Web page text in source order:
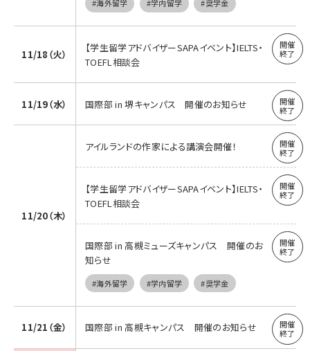
#海外留学 #学内留学 #奨学金
11/18（火）
【学生留学アドバイザーSAPAイベント】IELTS・
TOEFL相談会
11/19（水） 国際部 in 堺キャンパス 開催のお知らせ
11/20（木）
アイルランドの作家による講演会開催！
【学生留学アドバイザーSAPAイベント】IELTS・
TOEFL相談会
国際部 in 高槻ミューズキャンパス 開催のお
知らせ
#海外留学 #学内留学 #奨学金
11/21（金） 国際部 in 高槻キャンパス 開催のお知らせ